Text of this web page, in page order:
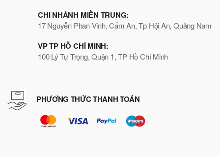
CHI NHÁNH MIỀN TRUNG:
17 Nguyễn Phan Vinh, Cẩm An, Tp Hội An, Quảng Nam
VP TP HỒ CHÍ MINH:
100 Lý Tự Trọng, Quận 1, TP Hồ Chí Minh
PHƯƠNG THỨC THANH TOÁN